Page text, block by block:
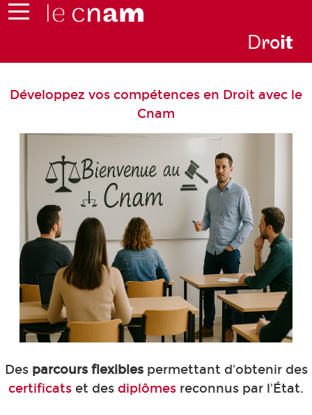
Droit
Développez vos compétences en Droit avec le
Cnam
Des parcours flexiblespermettant d'obtenir des
certificats et des diplômes reconnus par l'État.